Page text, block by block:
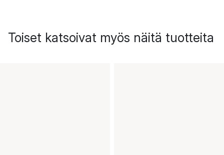
Toiset katsoivat myös näitä tuotteita